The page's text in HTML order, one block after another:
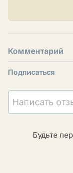
Комментарий
Подписаться
Написать
Будьте